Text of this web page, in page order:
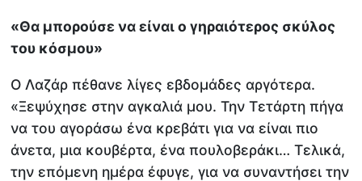
«Θα μπορούσε να είναι ο γηραιότερος σκύλος
του κόσμου»
Ο Λαζάρ πέθανε λίγες εβδομάδες αργότερα.
«Ξεψύχησε στην αγκαλιά μου. Την Τετάρτη πήγα
να του αγοράσω ένα κρεβάτι για να είναι πιο
άνετα, μια κουβέρτα, ένα πουλοβεράκι… Τελικά,
την επόμενη ημέρα έφυγε, για να συναντήσει την